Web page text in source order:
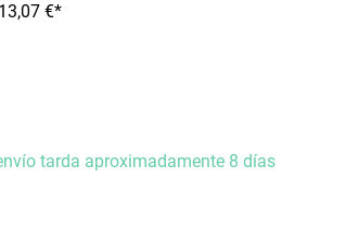
13,07 €*
tarda aproximadamente 8 días